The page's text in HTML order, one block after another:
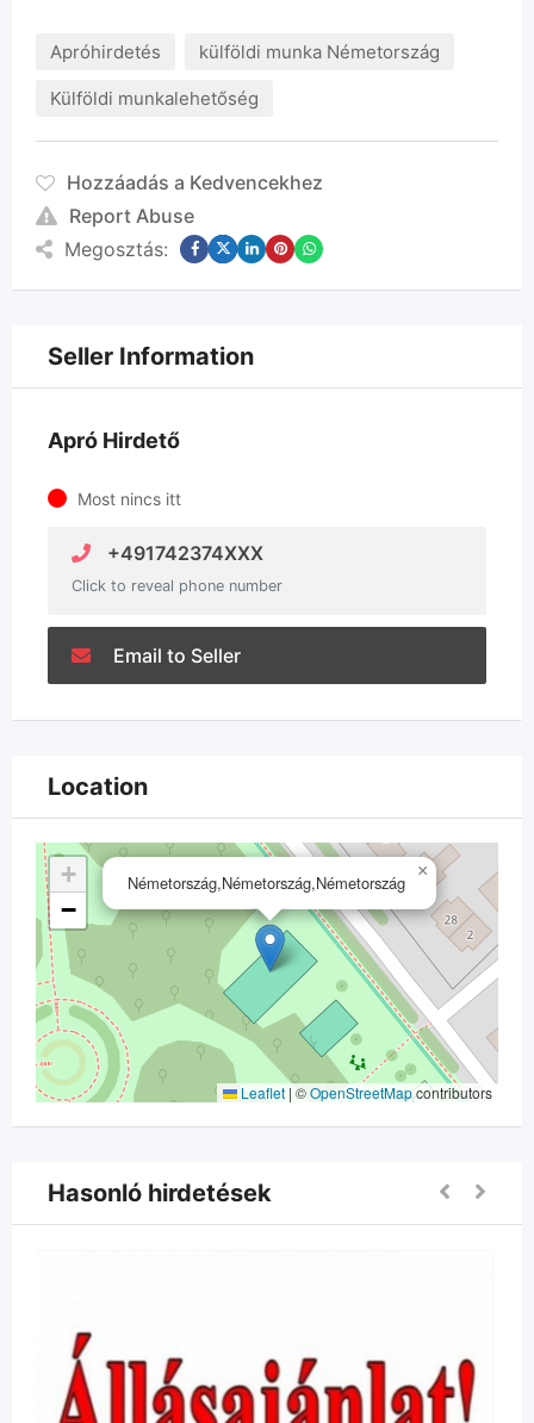
Apróhirdetés külföldi munka Németország
Külföldi munkalehetőség
Hozzáadás a Kedvencekhez
Report Abuse
Megosztás:
Seller Information
Apró Hirdető
Most nincs itt
+491742374XXX
Click to reveal phone number
Email to Seller
Location
Németország,Németország,Németország
×
+
−
Leaflet | ©OpenStreetMapcontributors
Hasonló hirdetések